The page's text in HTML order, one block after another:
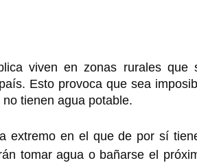
viven en zonas rurales que
Esto provoca que sea
tienen agua potable.
extremo en el que de por sí
tomar agua o bañarse el